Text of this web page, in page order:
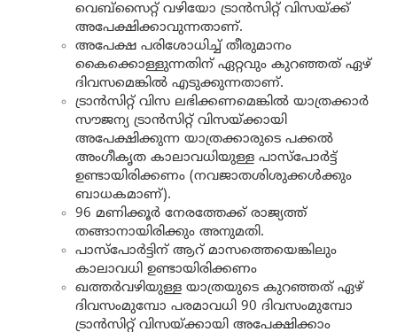
വെബ്സൈറ്റ് വഴിയോ ട്രാന്‍സിറ്റ് വിസയ്ക്ക്
അപേക്ഷിക്കാവുന്നതാണ്.
അപേക്ഷ പരിശോധിച്ച് തീരുമാനം
കൈക്കൊള്ളുന്നതിന് ഏറ്റവും കുറഞ്ഞത് ഏഴ്
ദിവസമെങ്കിൽ എടുക്കുന്നതാണ്.
ട്രാന്‍സിറ്റ് വിസ ലഭിക്കണമെങ്കിൽ യാത്രക്കാർ
സൗജന്യ ട്രാന്‍സിറ്റ് വിസയ്ക്കായി
അപേക്ഷിക്കുന്ന യാത്രക്കാരുടെ പക്കല്‍
അംഗീകൃത കാലാവധിയുള്ള പാസ്‌പോര്‍ട്ട്
ഉണ്ടായിരിക്കണം (നവജാതശിശുക്കൾക്കും
ബാധകമാണ്).
96 മണിക്കൂർ നേരത്തേക്ക് രാജ്യത്ത്
തങ്ങാനായിരിക്കും അനുമതി.
പാസ്പോർട്ടിന് ആറ് മാസത്തെയെങ്കിലും
കാലാവധി ഉണ്ടായിരിക്കണം
ഖത്തര്‍വഴിയുള്ള യാത്രയുടെ കുറഞ്ഞത് ഏഴ്
ദിവസംമുമ്പോ പരമാവധി 90 ദിവസംമുമ്പോ
ട്രാന്‍സിറ്റ് വിസയ്ക്കായി അപേക്ഷിക്കാം